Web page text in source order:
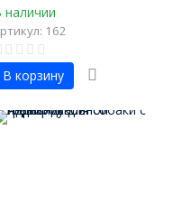
наличии
162
В корзину